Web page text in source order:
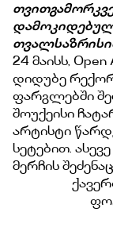
24 მაისს,
დიდუბე
ფარგლებში
შოუქეისი
არტისტი
სეტებით.
მერჩის